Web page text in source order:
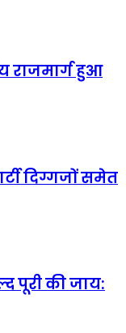
राजमार्ग हुआ
दिग्गजों समेत
पूरी की जाय: